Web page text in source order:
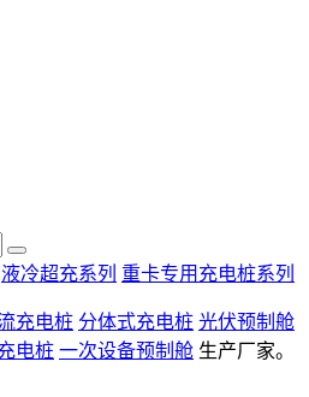
液冷超充系列 重卡专用充电桩系列
充电桩 分体式充电桩 光伏预制舱
电桩 一次设备预制舱 生产厂家。